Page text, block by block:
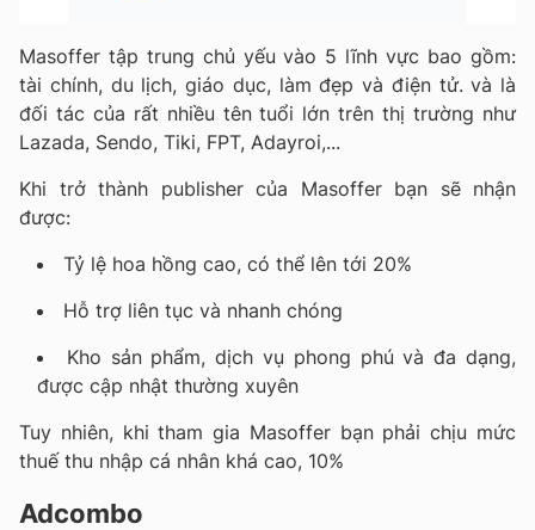
Masoffer tập trung chủ yếu vào 5 lĩnh vực bao gồm:
tài chính, du lịch, giáo dục, làm đẹp và điện tử. và là
đối tác của rất nhiều tên tuổi lớn trên thị trường như
Lazada, Sendo, Tiki, FPT, Adayroi,...
Khi trở thành publisher của Masoffer bạn sẽ nhận
được:
Tỷ lệ hoa hồng cao, có thể lên tới 20%
Hỗ trợ liên tục và nhanh chóng
Kho sản phẩm, dịch vụ phong phú và đa dạng,
được cập nhật thường xuyên
Tuy nhiên, khi tham gia Masoffer bạn phải chịu mức
thuế thu nhập cá nhân khá cao, 10%
Adcombo